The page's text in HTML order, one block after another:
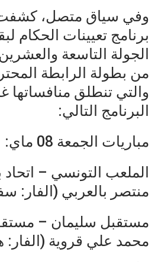
وفي سياق متصل، كشفت
برنامج تعيينات الحكام
الجولة التاسعة
من بطولة الرابطة
والتي تنطلق منافساتها
البرنامج التالي:
مباريات الجمعة 08 ماي:
الملعب التونسي –
منتصر بالعربي (الفار:
مستقبل سليمان –
محمد علي قروية (الفار: